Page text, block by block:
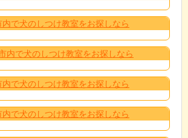
内で犬のしつけ教室をお探しなら
内で犬のしつけ教室をお探しなら
内で犬のしつけ教室をお探しなら
内で犬のしつけ教室をお探しなら